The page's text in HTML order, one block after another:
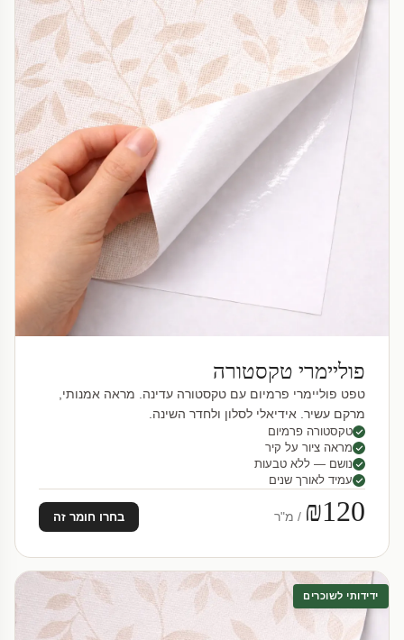
פוליימרי טקסטורה
טפט פוליימרי פרמיום עם טקסטורה עדינה. מראה אמנותי,
מרקם עשיר. אידיאלי לסלון ולחדר השינה.
טקסטורה פרמיום
מראה ציור על קיר
נושם — ללא טבעות
עמיד לאורך שנים
₪120 / מ"ר בחרו חומר זה
ידידותי לשוכרים